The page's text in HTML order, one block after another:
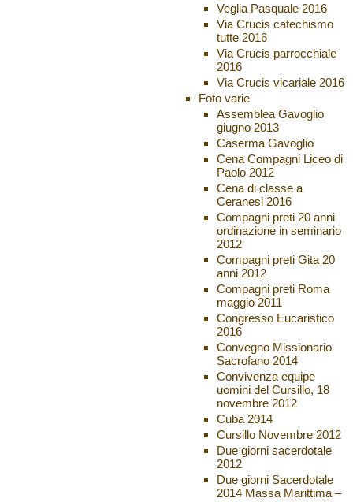
Veglia Pasquale 2016
Via Crucis catechismo
tutte 2016
Via Crucis parrocchiale
2016
Via Crucis vicariale 2016
Foto varie
Assemblea Gavoglio
giugno 2013
Caserma Gavoglio
Cena Compagni Liceo di
Paolo 2012
Cena di classe a
Ceranesi 2016
Compagni preti 20 anni
ordinazione in seminario
2012
Compagni preti Gita 20
anni 2012
Compagni preti Roma
maggio 2011
Congresso Eucaristico
2016
Convegno Missionario
Sacrofano 2014
Convivenza equipe
uomini del Cursillo, 18
novembre 2012
Cuba 2014
Cursillo Novembre 2012
Due giorni sacerdotale
2012
Due giorni Sacerdotale
2014 Massa Marittima –